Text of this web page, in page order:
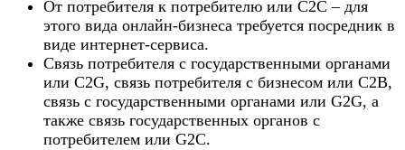
От потребителя к потребителю или C2C – для
этого вида онлайн-бизнеса требуется посредник в
виде интернет-сервиса.
Связь потребителя с государственными органами
или C2G, связь потребителя с бизнесом или C2B,
связь с государственными органами или G2G, а
также связь государственных органов с
потребителем или G2C.